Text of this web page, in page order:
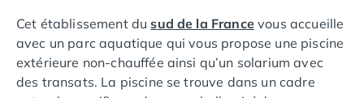
Camping Essonne
Camping Seine-et-Marne
Camping Val d'Oise
Camping Val-de-Marne
Cet établissement dusud de la Francevous accueille
avec un parc aquatique qui vous propose une piscine
extérieure non-chauffée ainsi qu’un solarium avec
des transats. La piscine se trouve dans un cadre